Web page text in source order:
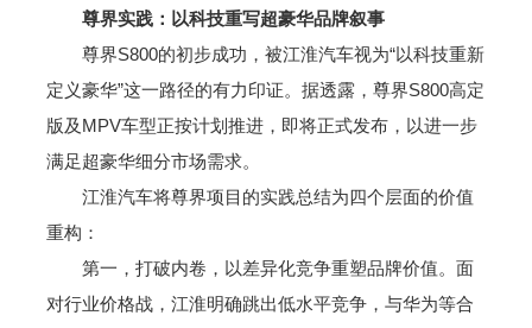
尊界实践：以科技重写超豪华品牌叙事
尊界S800的初步成功，被江淮汽车视为“以科技重新
定义豪华”这一路径的有力印证。据透露，尊界S800高定
版及MPV车型正按计划推进，即将正式发布，以进一步
满足超豪华细分市场需求。
江淮汽车将尊界项目的实践总结为四个层面的价值
重构：
第一，打破内卷，以差异化竞争重塑品牌价值。面
对行业价格战，江淮明确跳出低水平竞争，与华为等合